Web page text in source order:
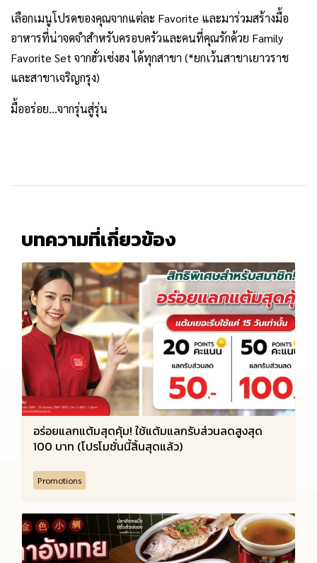
เลือกเมนูโปรดของคุณจากแต่ละ Favorite และมาร่วมสร้างมื้อ
อาหารที่น่าจดจำสำหรับครอบครัวและคนที่คุณรักด้วย Family
Favorite Set จากฮั่วเซ่งฮง ได้ทุกสาขา (*ยกเว้นสาขาเยาวราช
และสาขาเจริญกรุง)
มื้ออร่อย...จากรุ่นสู่รุ่น
บทความที่เกี่ยวข้อง
อร่อยแลกแต้มสุดคุ้ม! ใช้แต้มแลกรับส่วนลดสูงสุด
100 บาท (โปรโมชั่นนี้สิ้นสุดแล้ว)
Promotions